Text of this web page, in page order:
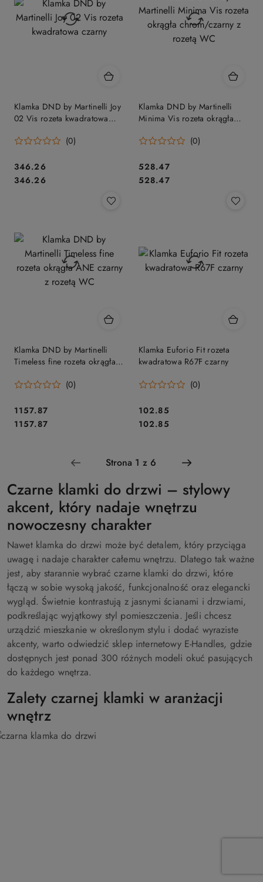
Klamka DND by Martinelli Joy
02 Vis rozeta kwadratowa
(0)
Cena:
346.26
Cena:
346.26
Klamka DND by Martinelli
Minima Vis rozeta okrągła
(0)
Cena:
528.47
Cena:
528.47
Klamka DND by Martinelli
Timeless fine rozeta okrągła
(0)
Cena:
1157.87
Cena:
1157.87
Klamka Euforio Fit rozeta
kwadratowa R67F czarny
(0)
Cena:
102.85
Cena:
102.85
Czarne klamki do drzwi – stylowy
akcent, który nadaje wnętrzu
nowoczesny charakter
Nawet klamka do drzwi może być detalem, który przyciąga
uwagę i nadaje charakter całemu wnętrzu. Dlatego tak ważne
jest, aby starannie wybrać czarne klamki do drzwi, które
łączą w sobie wysoką jakość, funkcjonalność oraz elegancki
wygląd. Świetnie kontrastują z jasnymi ścianami i drzwiami,
podkreślając wyjątkowy styl pomieszczenia. Jeśli chcesz
urządzić mieszkanie w określonym stylu i dodać wyraziste
akcenty, warto odwiedzić sklep internetowy E-Handles, gdzie
dostępnych jest ponad 300 różnych modeli okuć pasujących
do każdego wnętrza.
Zalety czarnej klamki w aranżacji
wnętrz